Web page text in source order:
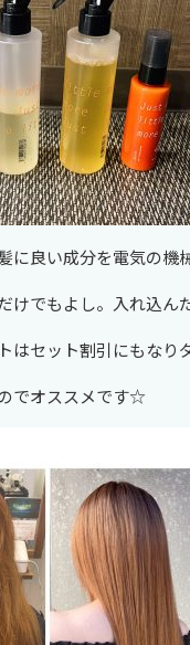
に良い成分を電気の機
けでもよし。入れ込
はセット割引にもなり
でオススメです☆